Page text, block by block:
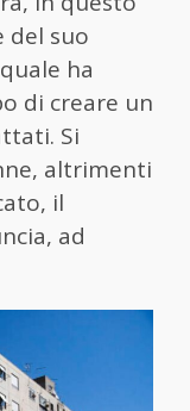
del suo
ha
di creare un
Si
altrimenti
il
ad